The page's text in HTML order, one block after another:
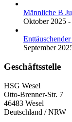
Männliche B
Oktober 2025 -
September
Geschäftsstelle
HSG Wesel
Otto-Brenner-Str. 7
46483 Wesel
Deutschland / NRW